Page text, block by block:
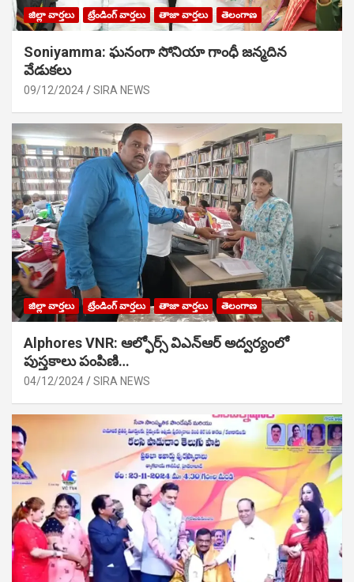
జిల్లా వార్తలు ట్రేండింగ్ వార్తలు తాజా వార్తలు తెలంగాణ
Soniyamma: ఘ‌నంగా సోనియా గాంధీ జ‌న్మ‌దిన
వేడుక‌లు
09/12/2024 SIRA NEWS
జిల్లా వార్తలు ట్రేండింగ్ వార్తలు తాజా వార్తలు తెలంగాణ
Alphores VNR: ఆల్ఫోర్స్ విఎన్ఆర్ అద్వర్యంలో
పుస్తకాలు పంపిణి…
04/12/2024 SIRA NEWS